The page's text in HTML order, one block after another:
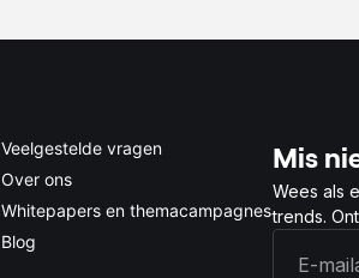
Veelgestelde vragen
Over ons
Whitepapers en themacampagnes
Blog
Mis
Wees als
trends.